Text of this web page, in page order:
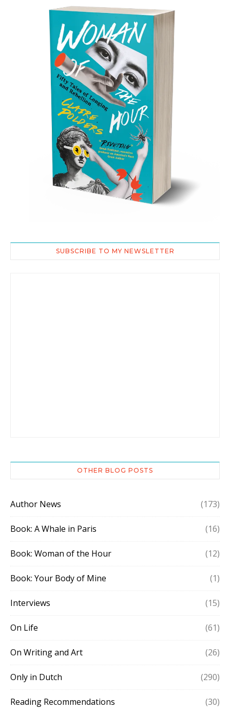
SUBSCRIBE TO MY NEWSLETTER
OTHER BLOG POSTS
Author News (173)
Book: A Whale in Paris (16)
Book: Woman of the Hour (12)
Book: Your Body of Mine (1)
Interviews (15)
On Life (61)
On Writing and Art (26)
Only in Dutch (290)
Reading Recommendations (30)